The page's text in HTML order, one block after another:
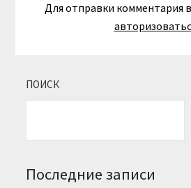
Для отправки комментария
ПОИСК
Последние записи